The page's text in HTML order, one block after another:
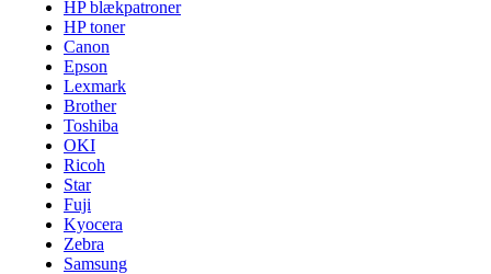
HP blækpatroner
HP toner
Canon
Epson
Lexmark
Brother
Toshiba
OKI
Ricoh
Star
Fuji
Kyocera
Zebra
Samsung